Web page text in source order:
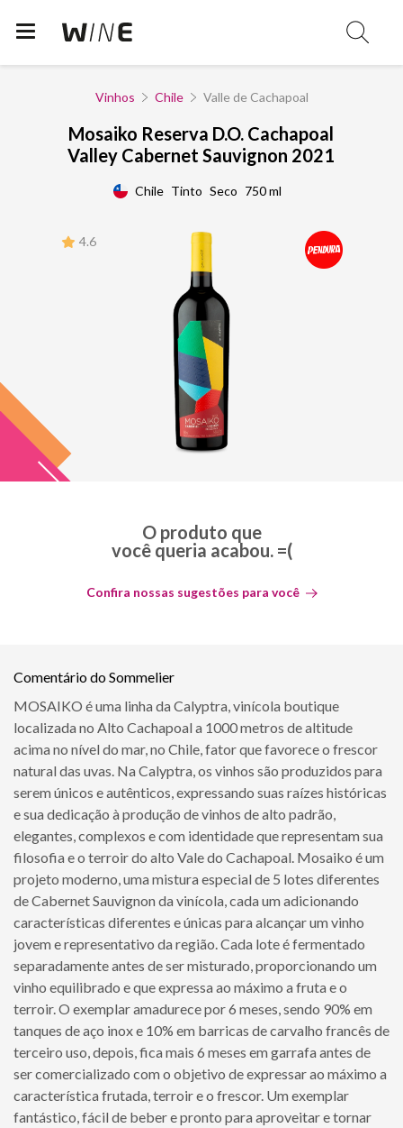
Vinhos Chile Valle de Cachapoal
Mosaiko Reserva D.O. Cachapoal
Valley Cabernet Sauvignon 2021
Chile Tinto Seco 750 ml
4.6
O produto que
você queria acabou. =(
Confira nossas sugestões para você
Comentário do Sommelier
MOSAIKO é uma linha da Calyptra, vinícola boutique
localizada no Alto Cachapoal a 1000 metros de altitude
acima no nível do mar, no Chile, fator que favorece o frescor
natural das uvas. Na Calyptra, os vinhos são produzidos para
serem únicos e autênticos, expressando suas raízes históricas
e sua dedicação à produção de vinhos de alto padrão,
elegantes, complexos e com identidade que representam sua
filosofia e o terroir do alto Vale do Cachapoal. Mosaiko é um
projeto moderno, uma mistura especial de 5 lotes diferentes
de Cabernet Sauvignon da vinícola, cada um adicionando
características diferentes e únicas para alcançar um vinho
jovem e representativo da região. Cada lote é fermentado
separadamente antes de ser misturado, proporcionando um
vinho equilibrado e que expressa ao máximo a fruta e o
terroir. O exemplar amadurece por 6 meses, sendo 90% em
tanques de aço inox e 10% em barricas de carvalho francês de
terceiro uso, depois, fica mais 6 meses em garrafa antes de
ser comercializado com o objetivo de expressar ao máximo a
característica frutada, terroir e o frescor. Um exemplar
fantástico, fácil de beber e pronto para aproveitar e tornar